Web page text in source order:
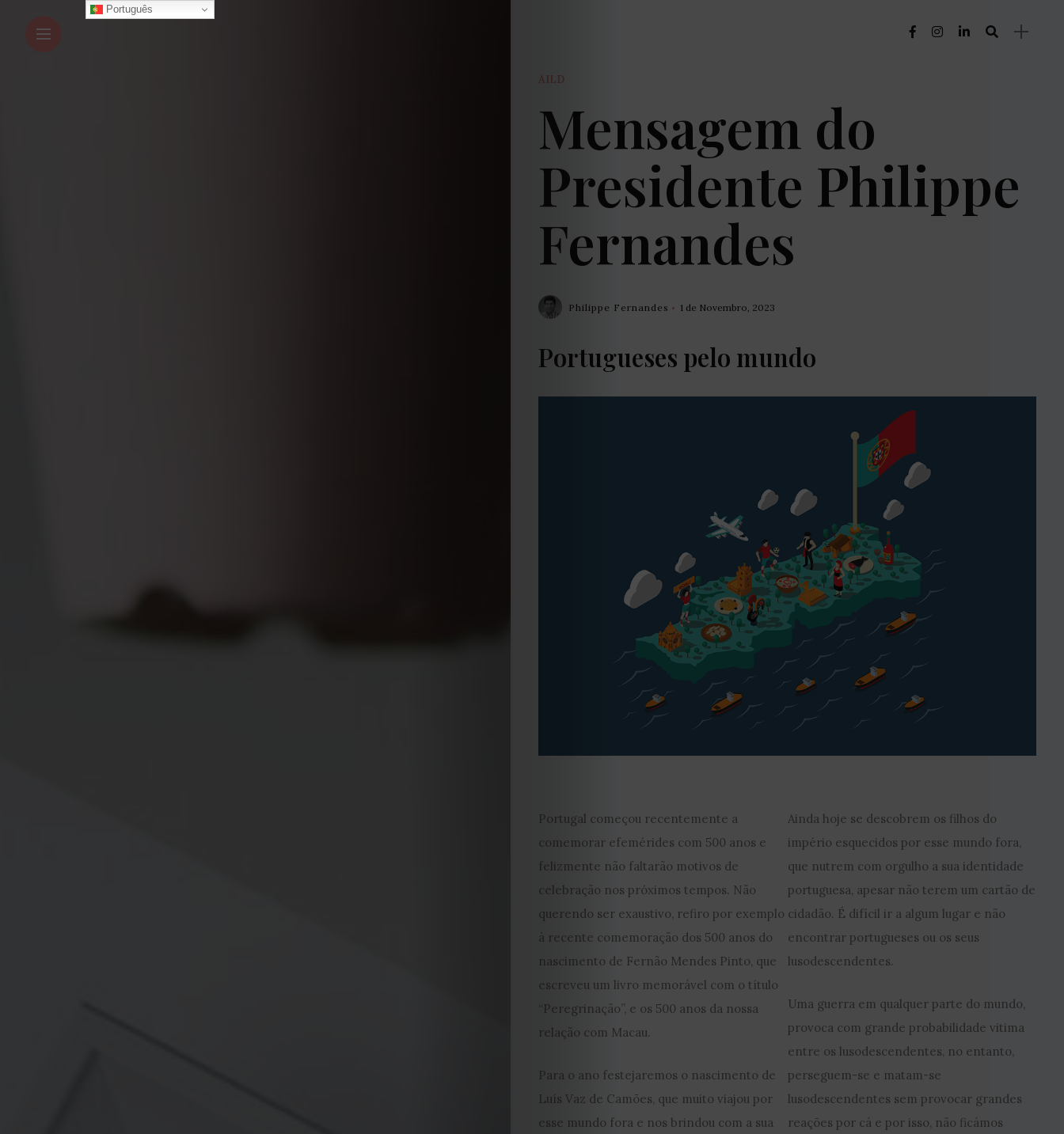
AILD
Mensagem do
Presidente Philippe
Fernandes
Philippe Fernandes 1 de Novembro, 2023
Portugueses pelo mundo
Portugal começou recentemente a
comemorar efemérides com 500 anos e
felizmente não faltarão motivos de
celebração nos próximos tempos. Não
querendo ser exaustivo, refiro por exemplo
à recente comemoração dos 500 anos do
nascimento de Fernão Mendes Pinto, que
escreveu um livro memorável com o título
“Peregrinação”, e os 500 anos da nossa
relação com Macau.
Para o ano festejaremos o nascimento de
Luís Vaz de Camões, que muito viajou por
esse mundo fora e nos brindou com a sua
Ainda hoje se descobrem os filhos do
império esquecidos por esse mundo fora,
que nutrem com orgulho a sua identidade
portuguesa, apesar não terem um cartão de
cidadão. É difícil ir a algum lugar e não
encontrar portugueses ou os seus
lusodescendentes.
Uma guerra em qualquer parte do mundo,
provoca com grande probabilidade vitima
entre os lusodescendentes, no entanto,
perseguem-se e matam-se
lusodescendentes sem provocar grandes
reações por cá e por isso, não ficámos
Português